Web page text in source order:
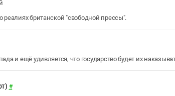
британской "свободной прессы".
и ещё удивляется, что государство будет их
#